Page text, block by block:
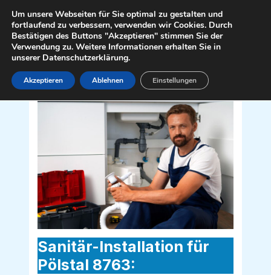
Inhalt
springen
Sanitär Installateur für Pölstal 8763
Sanitär-Installation für
Pölstal 8763:
Um unsere Webseiten für Sie optimal zu gestalten und
fortlaufend zu verbessern, verwenden wir Cookies. Durch
Bestätigen des Buttons "Akzeptieren" stimmen Sie der
Verwendung zu. Weitere Informationen erhalten Sie in
unserer Datenschutzerklärung.
Akzeptieren Ablehnen Einstellungen